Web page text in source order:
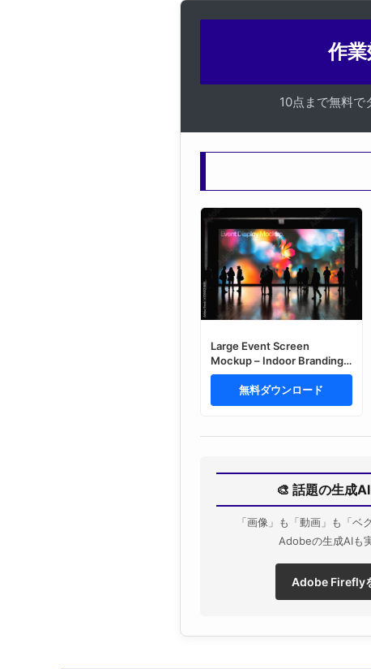
作
10点まで無料で
Large Event Screen
Mockup – Indoor Branding
Presentation (PSD)
無料ダウンロード
🎨 話題の生成
「画像」も「動画」も「ベ
Adobeの生成AIも
Adobe Firefly